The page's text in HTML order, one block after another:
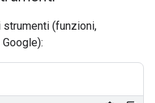
(funzioni,